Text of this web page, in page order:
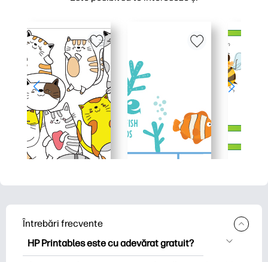
Întrebări frecvente
HP Printables este cu adevărat gratuit?